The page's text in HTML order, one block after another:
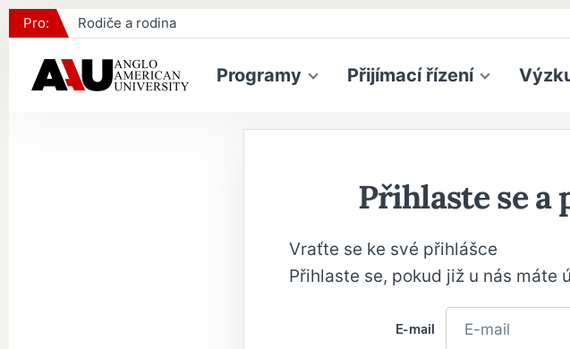
Programy Přijímací řízení
Pro: Rodiče a rodina
Přihlaste se a
Vraťte se ke své přihlášce
Přihlaste se, pokud již u nás máte
E-mail